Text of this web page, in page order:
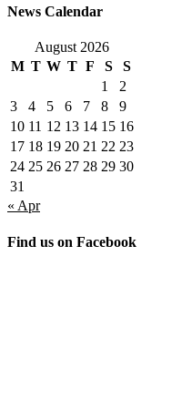
News Calendar
August 2026
M T W T F S
S
1
2
3
4 5 6 7 8
9
10 11 12 13 14 15 16
17 18 19 20 21 22 23
24 25 26 27 28 29 30
31
« Apr
Find us on Facebook